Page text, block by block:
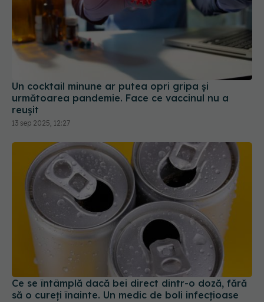
Un cocktail minune ar putea opri gripa și
următoarea pandemie. Face ce vaccinul nu a
reușit
13 sep 2025, 12:27
Ce se întâmplă dacă bei direct dintr-o doză, fără
să o cureți înainte. Un medic de boli infecțioase
dezvăluie ce boli sunt pe doze